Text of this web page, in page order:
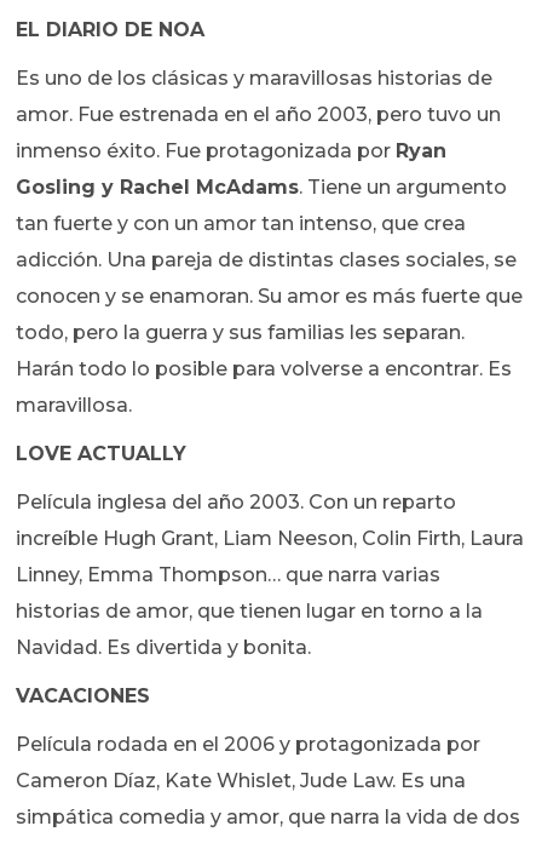
EL DIARIO DE NOA
Es uno de los clásicas y maravillosas historias de
amor. Fue estrenada en el año 2003, pero tuvo un
inmenso éxito. Fue protagonizada por Ryan
Gosling y Rachel McAdams. Tiene un argumento
tan fuerte y con un amor tan intenso, que crea
adicción. Una pareja de distintas clases sociales, se
conocen y se enamoran. Su amor es más fuerte que
todo, pero la guerra y sus familias les separan.
Harán todo lo posible para volverse a encontrar. Es
maravillosa.
LOVE ACTUALLY
Película inglesa del año 2003. Con un reparto
increíble Hugh Grant, Liam Neeson, Colin Firth, Laura
Linney, Emma Thompson… que narra varias
historias de amor, que tienen lugar en torno a la
Navidad. Es divertida y bonita.
VACACIONES
Película rodada en el 2006 y protagonizada por
Cameron Díaz, Kate Whislet, Jude Law. Es una
simpática comedia y amor, que narra la vida de dos